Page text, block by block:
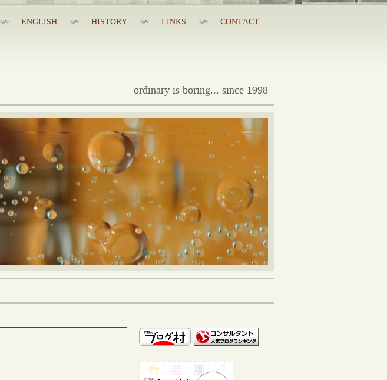
ENGLISH HISTORY LINKS CONTACT
ordinary is boring... since 1998